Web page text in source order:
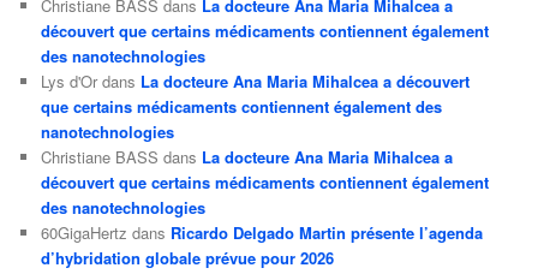
Christiane BASS dans La docteure Ana Maria Mihalcea a
découvert que certains médicaments contiennent également
des nanotechnologies
Lys d'Or dans La docteure Ana Maria Mihalcea a découvert
que certains médicaments contiennent également des
nanotechnologies
Christiane BASS dans La docteure Ana Maria Mihalcea a
découvert que certains médicaments contiennent également
des nanotechnologies
60GigaHertz dans Ricardo Delgado Martin présente l’agenda
d’hybridation globale prévue pour 2026